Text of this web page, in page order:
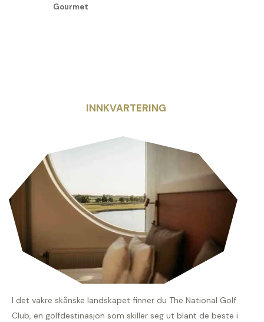
Gourmet
INNKVARTERING
I det vakre skånske landskapet finner du The National Golf
Club, en golfdestinasjon som skiller seg ut blant de beste i